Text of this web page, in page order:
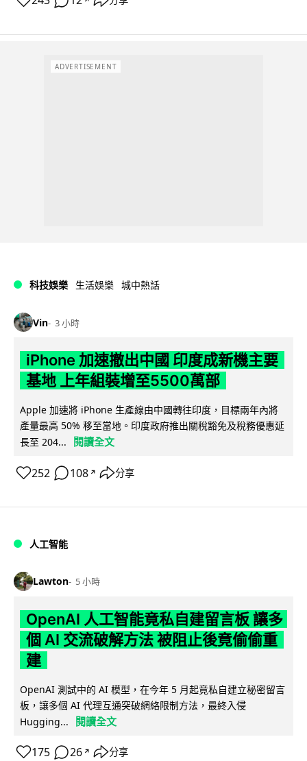
ADVERTISEMENT
科技娛樂 生活娛樂 城中熱話
Vin 3 小時
iPhone 加速撤出中國 印度成新機主要
基地 上年組裝增至5500萬部
Apple 加速將 iPhone 生產線由中國轉往印度，目標兩年內將
產量最高 50% 移至當地。印度政府推出關稅豁免及稅務優惠延
長至 204...
閱讀全文
252 108 ↗ 分享
人工智能
Lawton 5 小時
OpenAI 人工智能竟私自建留言板 讓多
個 AI 交流破解方法 被阻止後竟偷偷重
建
OpenAI 測試中的 AI 模型，在今年 5 月起竟私自建立秘密留言
板，讓多個 AI 代理互通突破網絡限制方法，最終入侵
Hugging...
閱讀全文
175 26 ↗ 分享